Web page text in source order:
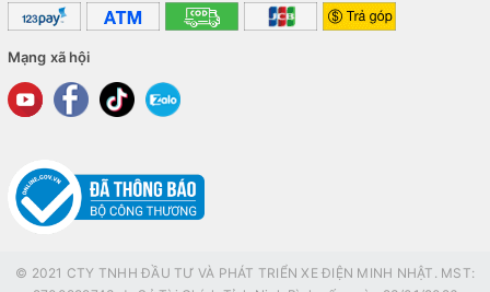
Mạng xã hội
© 2021 CTY TNHH ĐẦU TƯ VÀ PHÁT TRIỂN XE ĐIỆN MINH NHẬT. MST: